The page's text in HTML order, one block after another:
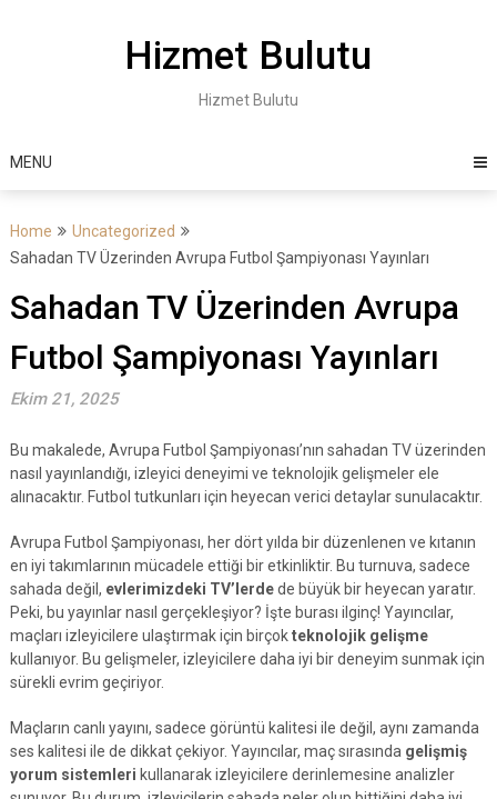
Hizmet Bulutu
Hizmet Bulutu
MENU
Home
Uncategorized
Sahadan TV Üzerinden Avrupa Futbol Şampiyonası Yayınları
Sahadan TV Üzerinden Avrupa
Futbol Şampiyonası Yayınları
Ekim 21, 2025
Bu makalede, Avrupa Futbol Şampiyonası’nın sahadan TV üzerinden
nasıl yayınlandığı, izleyici deneyimi ve teknolojik gelişmeler ele
alınacaktır. Futbol tutkunları için heyecan verici detaylar sunulacaktır.
Avrupa Futbol Şampiyonası, her dört yılda bir düzenlenen ve kıtanın
en iyi takımlarının mücadele ettiği bir etkinliktir. Bu turnuva, sadece
sahada değil, evlerimizdeki TV’lerdede büyük bir heyecan yaratır.
Peki, bu yayınlar nasıl gerçekleşiyor? İşte burası ilginç! Yayıncılar,
maçları izleyicilere ulaştırmak için birçokteknolojik gelişme
kullanıyor. Bu gelişmeler, izleyicilere daha iyi bir deneyim sunmak için
sürekli evrim geçiriyor.
Maçların canlı yayını, sadece görüntü kalitesi ile değil, aynı zamanda
ses kalitesi ile de dikkat çekiyor. Yayıncılar, maç sırasında gelişmiş
yorum sistemleri kullanarak izleyicilere derinlemesine analizler